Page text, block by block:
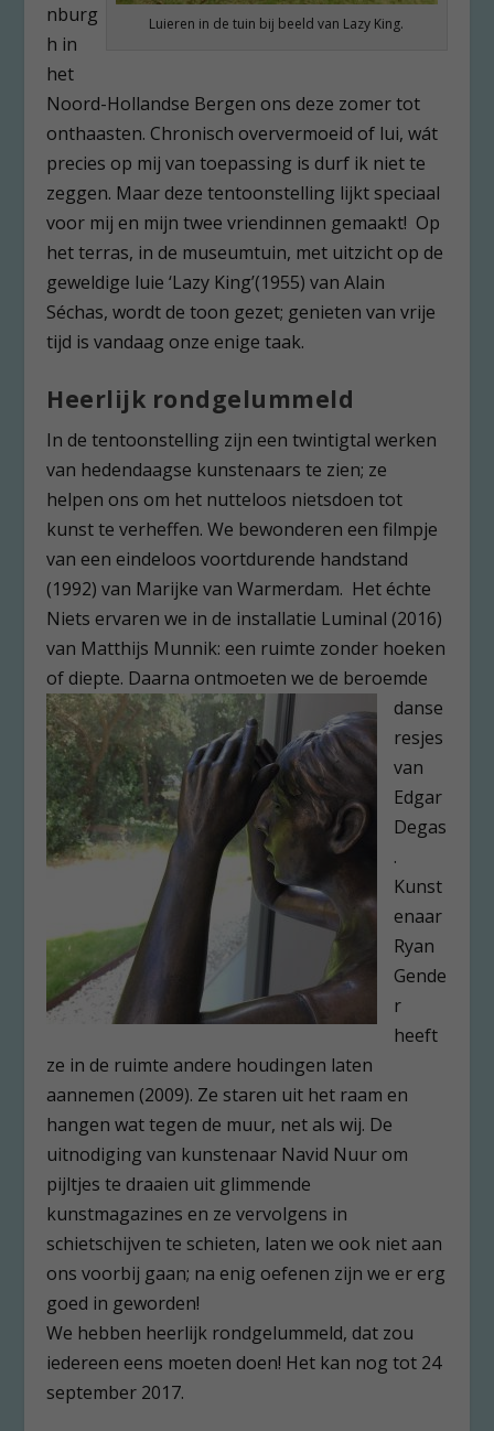
Luieren in de tuin bij beeld van Lazy King.
nburg
h in
het
Noord-Hollandse Bergen ons deze zomer tot
onthaasten. Chronisch oververmoeid of lui, wát
precies op mij van toepassing is durf ik niet te
zeggen. Maar deze tentoonstelling lijkt speciaal
voor mij en mijn twee vriendinnen gemaakt! Op
het terras, in de museumtuin, met uitzicht op de
geweldige luie ‘Lazy King’(1955) van Alain
Séchas, wordt de toon gezet; genieten van vrije
tijd is vandaag onze enige taak.
Heerlijk rondgelummeld
In de tentoonstelling zijn een twintigtal werken
van hedendaagse kunstenaars te zien; ze
helpen ons om het nutteloos nietsdoen tot
kunst te verheffen. We bewonderen een filmpje
van een eindeloos voortdurende handstand
(1992) van Marijke van Warmerdam. Het échte
Niets ervaren we in de installatie Luminal (2016)
van Matthijs Munnik: een ruimte zonder hoeken
of diepte. Daarna ontmoeten we de beroemde
danse
resjes
van
Edgar
Degas
.
Kunst
enaar
Ryan
Gende
r
heeft
ze in de ruimte andere houdingen laten
aannemen (2009). Ze staren uit het raam en
hangen wat tegen de muur, net als wij. De
uitnodiging van kunstenaar Navid Nuur om
pijltjes te draaien uit glimmende
kunstmagazines en ze vervolgens in
schietschijven te schieten, laten we ook niet aan
ons voorbij gaan; na enig oefenen zijn we er erg
goed in geworden!
We hebben heerlijk rondgelummeld, dat zou
iedereen eens moeten doen! Het kan nog tot 24
september 2017.